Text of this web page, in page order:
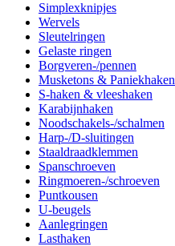
Simplexknipjes
Wervels
Sleutelringen
Gelaste ringen
Borgveren-/pennen
Musketons & Paniekhaken
S-haken & vleeshaken
Karabijnhaken
Noodschakels-/schalmen
Harp-/D-sluitingen
Staaldraadklemmen
Spanschroeven
Ringmoeren-/schroeven
Puntkousen
U-beugels
Aanlegringen
Lasthaken